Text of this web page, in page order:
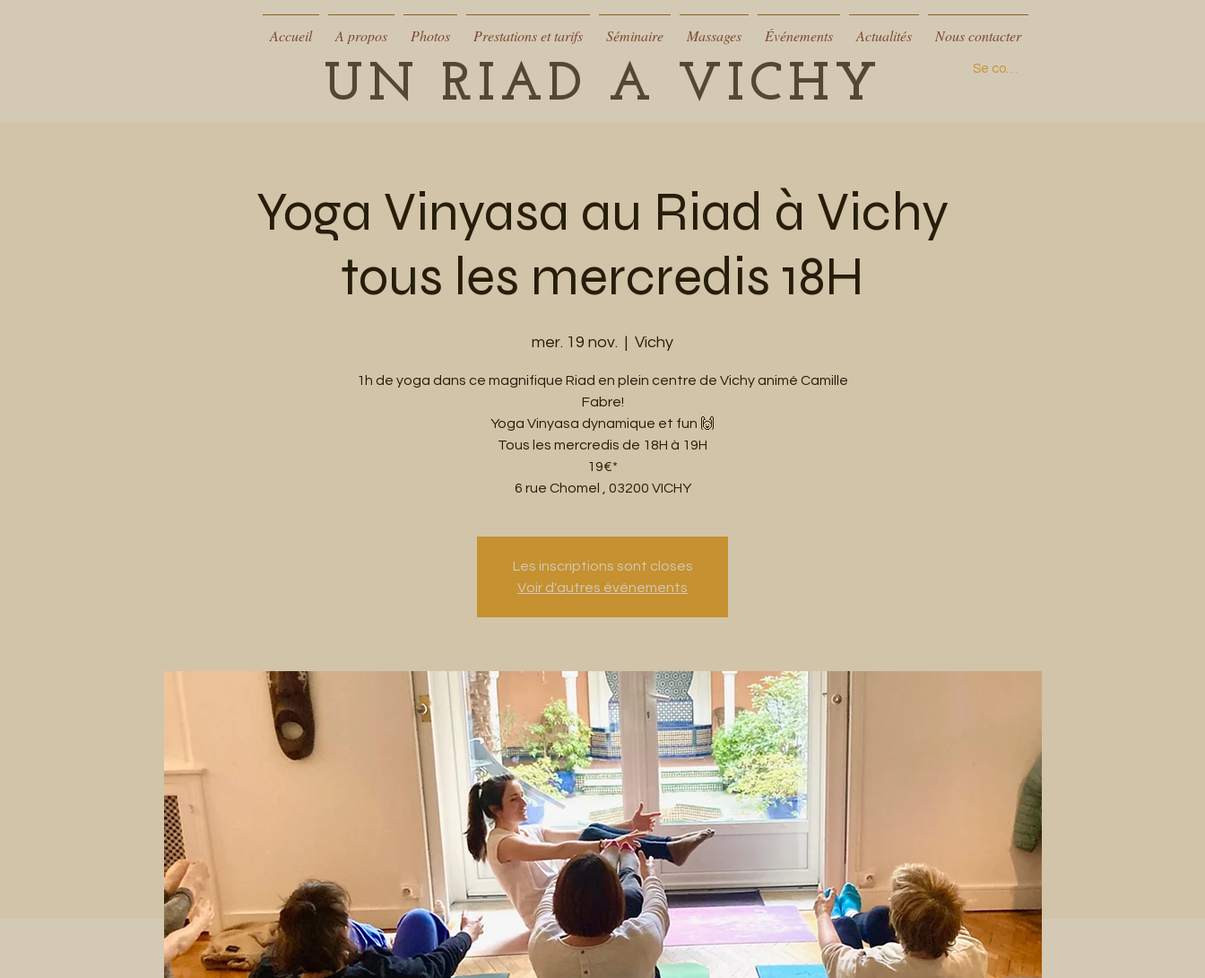
Accueil A propos Photos Prestations et tarifs Séminaire Massages Événements Actualités Nous contacter
UN RIAD A VICHY Se connecter
Yoga Vinyasa au Riad à Vichy
tous les mercredis 18H
mer. 19 nov.
  |
Vichy
1h de yoga dans ce magnifique Riad en plein centre de Vichy animé Camille
Fabre!
Yoga Vinyasa dynamique et fun 🙌
Tous les mercredis de 18H à 19H
19€*
6 rue Chomel , 03200 VICHY
Les inscriptions sont closes
Voir d'autres événements